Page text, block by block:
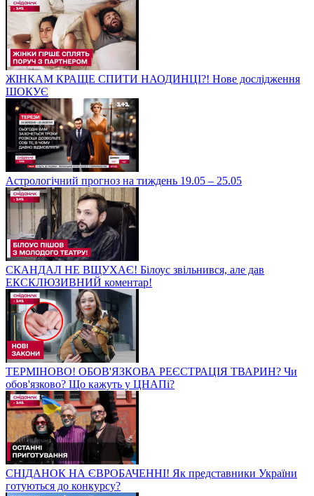
ЖІНКАМ КРАЩЕ СПИТИ НАОДИНЦІ?! Нове дослідження
ШОКУЄ
Астрологічний прогноз на тиждень 19.05 – 25.05
СКАНДАЛ НЕ ВЩУХАЄ! Білоус звільнився, але дав
ЕКСКЛЮЗИВНИЙ коментар!
ТЕРМІНОВО! ОБОВ'ЯЗКОВА РЕЄСТРАЦІЯ ТВАРИН? Чи
обов'язково? Що кажуть у ЦНАПі?
СНІДАНОК НА ЄВРОБАЧЕННІ! Як представники України
готуються до конкурсу?